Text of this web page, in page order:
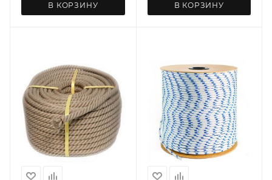
В КОРЗИНУ В КОРЗИНУ